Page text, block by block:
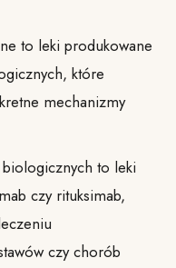
to leki produkowane
które
mechanizmy
to leki
czy rituksimab,
czy chorób